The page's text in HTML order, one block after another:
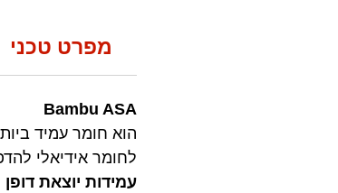
מפרט טכני
Bambu ASA
לחומר אידיאלי
עמידות יוצאת דופן